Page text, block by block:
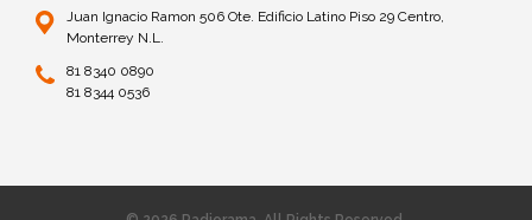
Juan Ignacio Ramon 506 Ote. Edificio Latino Piso 29 Centro,
Monterrey N.L.
81 8340 0890
81 8344 0536